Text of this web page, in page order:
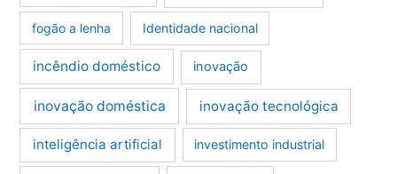
fogão a lenha Identidade nacional
incêndio doméstico inovação
inovação doméstica inovação tecnológica
inteligência artificial investimento industrial